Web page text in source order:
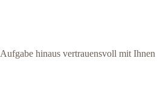
hinaus vertrauensvoll mit Ihnen